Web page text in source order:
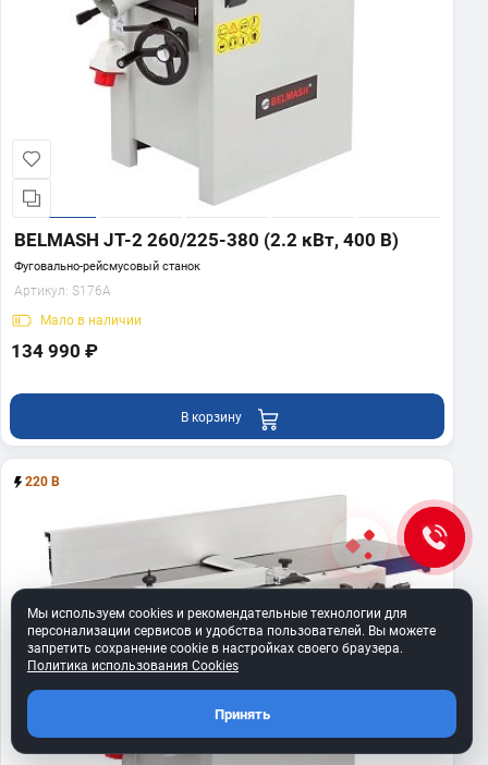
BELMASH JT-2 260/225-380 (2.2 кВт, 400 В)
Фуговально-рейсмусовый станок
Артикул: S176A
Мало в наличии
134 990 ₽
В корзину
220 В
Мы используем cookies и рекомендательные технологии для
персонализации сервисов и удобства пользователей. Вы можете
запретить сохранение cookie в настройках своего браузера.
Политика использования Cookies
Принять